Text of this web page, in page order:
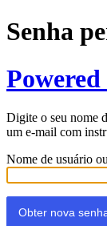
Senha
Digite o seu nome
um e-mail com
Nome de usuário